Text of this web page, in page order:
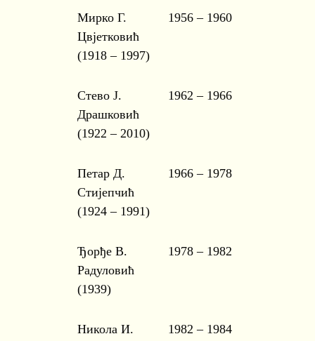
Мирко Г.
Цвјетковић
(1918 – 1997)
1956 – 1960
Стево Ј.
Драшковић
(1922 – 2010)
1962 – 1966
Петар Д.
Стијепчић
(1924 – 1991)
1966 – 1978
Ђорђе В.
Радуловић
(1939)
1978 – 1982
Никола И.
1982 – 1984